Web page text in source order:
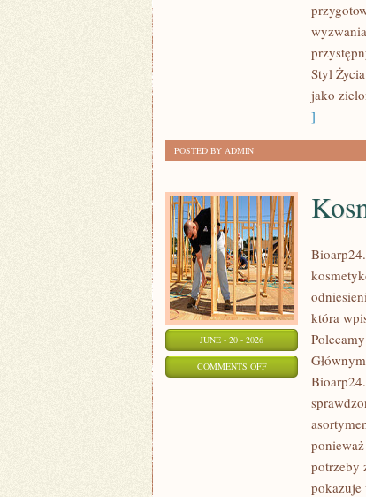
Styl
jako
]
POSTED BY ADMIN
JUNE - 20 - 2026
COMMENTS OFFON
KOSMETYKI
która
potrzeby
pokazuje